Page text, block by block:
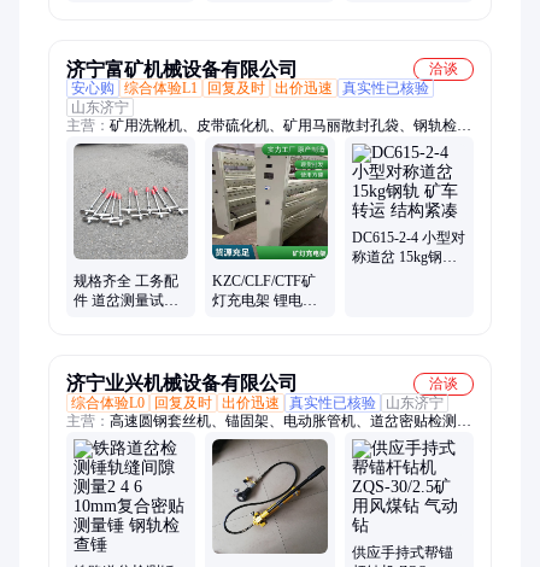
济宁富矿机械设备有限公司
洽谈
安心购
综合体验L1 回复及时 出价迅速
真实性已核验
山东济宁
主营： 矿用洗靴机、皮带硫化机、矿用马丽散封孔袋、钢轨检查
锤、爆破聚能管、井下自动隔爆装置、断带抓捕器、矿用缓冲
床、矿用无压风门、矿用避难硐室门、负压放水器
规格齐全 工务配
件 道岔测量试验
KZC/CLF/CTF矿
灯充电架 锂电镍
DC615-2-4 小型对
称道岔 15kg钢轨
济宁业兴机械设备有限公司
洽谈
综合体验L0
回复及时 出价迅速 真实性已核验
山东济宁
主营： 高速圆钢套丝机、锚固架、电动胀管机、道岔密贴检测
锤、钨极磨尖机、钢丝绳芯输送带切割机、输送带剥皮机、法兰
分离器、气动钢轨钻孔机、矿用喷射泵、电动试压泵、太阳光土
挡灯、TS钨极磨削机、调车员工作服、液力耦合器拉马、手持式
地脚螺栓套丝机、气动砸号机、钢丝绳芯输送带剥头机、紧固
器、手摇把、手动液压弯排机、钩锁器、扭矩放大器、螺旋合拢
器、钢筋轧尖机
供应手持式帮锚